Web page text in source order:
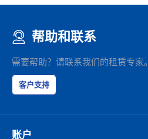
帮助和联系
需要帮助？请联系我们的租赁专家。
客户支持
账户